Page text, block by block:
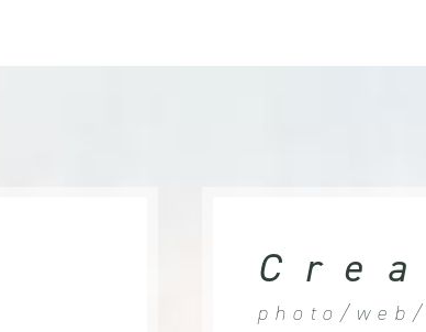
photo/